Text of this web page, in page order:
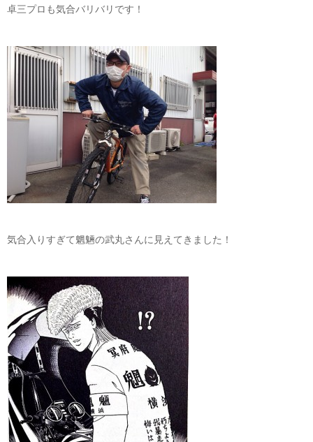
卓三プロも気合バリバリです！
気合入りすぎて魍魎の武丸さんに見えてきました！